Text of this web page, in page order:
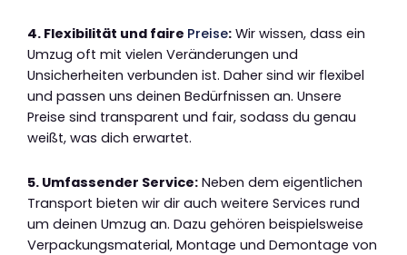
4. Flexibilität und faire Preise: Wir wissen, dass ein
Umzug oft mit vielen Veränderungen und
Unsicherheiten verbunden ist. Daher sind wir flexibel
und passen uns deinen Bedürfnissen an. Unsere
Preise sind transparent und fair, sodass du genau
weißt, was dich erwartet.
5. Umfassender Service: Neben dem eigentlichen
Transport bieten wir dir auch weitere Services rund
um deinen Umzug an. Dazu gehören beispielsweise
Verpackungsmaterial, Montage und Demontage von